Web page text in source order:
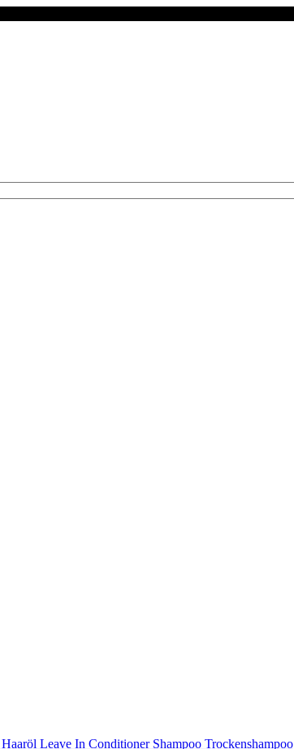
Haaröl Leave In Conditioner Shampoo Trockenshampoo